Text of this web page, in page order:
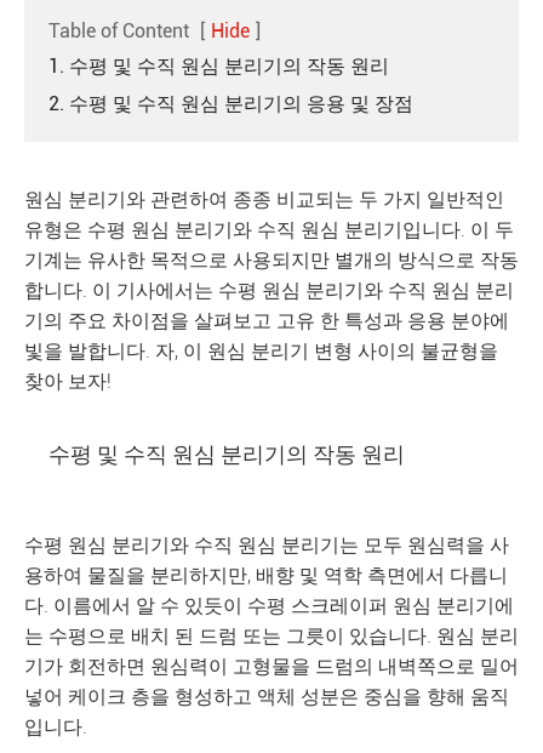
Table of Content [ Hide ]
1. 수평 및 수직 원심 분리기의 작동 원리
2. 수평 및 수직 원심 분리기의 응용 및 장점
원심 분리기와 관련하여 종종 비교되는 두 가지 일반적인
유형은 수평 원심 분리기와 수직 원심 분리기입니다. 이 두
기계는 유사한 목적으로 사용되지만 별개의 방식으로 작동
합니다. 이 기사에서는 수평 원심 분리기와 수직 원심 분리
기의 주요 차이점을 살펴보고 고유 한 특성과 응용 분야에
빛을 발합니다. 자, 이 원심 분리기 변형 사이의 불균형을
찾아 보자!
수평 및 수직 원심 분리기의 작동 원리
수평 원심 분리기와 수직 원심 분리기는 모두 원심력을 사
용하여 물질을 분리하지만, 배향 및 역학 측면에서 다릅니
다. 이름에서 알 수 있듯이 수평 스크레이퍼 원심 분리기에
는 수평으로 배치 된 드럼 또는 그릇이 있습니다. 원심 분리
기가 회전하면 원심력이 고형물을 드럼의 내벽쪽으로 밀어
넣어 케이크 층을 형성하고 액체 성분은 중심을 향해 움직
입니다.